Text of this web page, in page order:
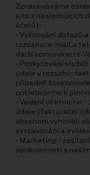
Zpracováváme
a to z následujících
účelů):
• Vyřizování dotazů
rozsahu: e-mail a
další komunikaci s
• Poskytování
údaje v rozsahu:
případně
potřebujeme k
• Vedení účetnictví -
údaje (fakturační
abychom vyhověli
vystavování a
• Marketing -
spokojenosti s